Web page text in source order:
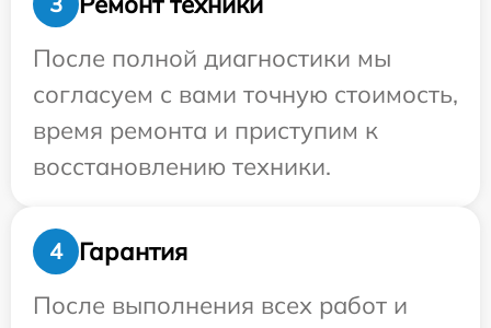
После полной диагностики мы
согласуем с вами точную стоимость,
время ремонта и приступим к
восстановлению техники.
4
Гарантия
После выполнения всех работ и